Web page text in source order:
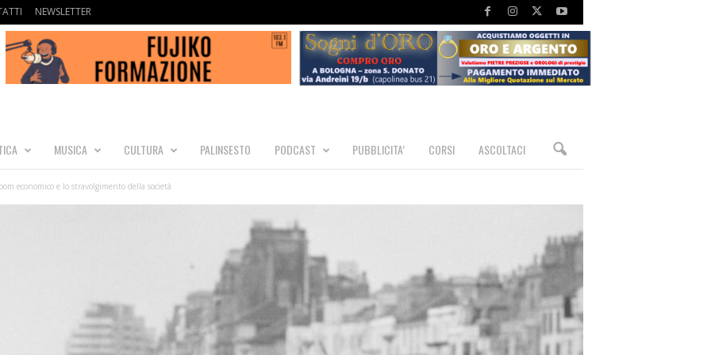
NEWSLETTER
MUSICA CULTURA PALINSESTO PODCAST PUBBLICITA’ CORSI ASCOLTACI
economico e lo stravolgimento della società